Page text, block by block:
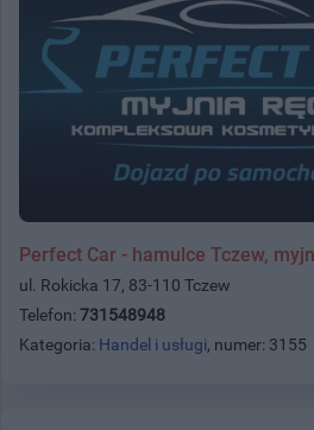
Perfect Car - hamulce Tczew,
ul. Rokicka 17, 83-110 Tczew
Telefon: 731548948
Kategoria: Handel i usługi, numer: 3155